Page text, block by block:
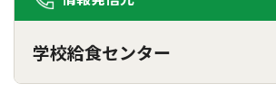
学校給食センター